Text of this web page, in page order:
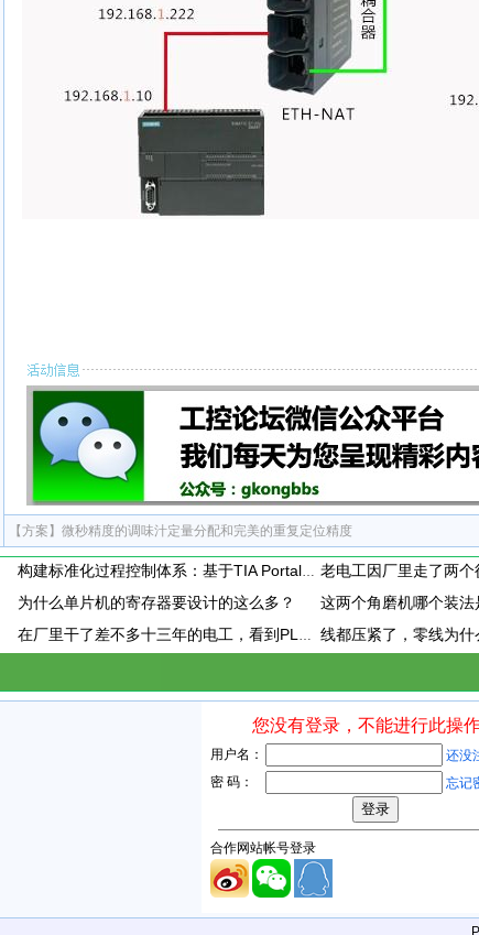
【方案】 微秒精度的调味汁定量分配和完美的重复定位精度
构建标准化过程控制体系：基于TIA Portal的PID闭环控制通用封装模板设计与应用
为什么单片机的寄存器要设计的这么多？
在厂里干了差不多十三年的电工，看到PLC模块上接了一个小玩意，这小玩意到底是干嘛用的呢？